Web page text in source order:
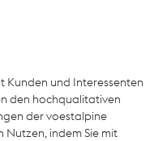
Kunden und Interessenten
den hochqualitativen
der voestalpine
Nutzen, indem Sie mit